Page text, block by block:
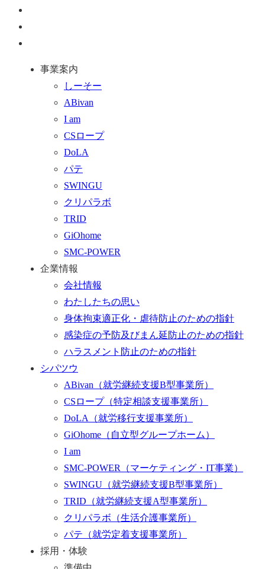
ペ
事業案内
しーそー
ABivan
I am
CSロープ
DoLA
パテ
SWINGU
クリパラボ
TRID
GiOhome
SMC-POWER
企業情報
会社情報
わたしたちの思い
身体拘束適正化・虐待防止のための指針
感染症の予防及びまん延防止のための指針
ハラスメント防止のための指針
シパツウ
ABivan （就労継続支援B型事業所）
CSロープ（特定相談支援事業所）
DoLA
（就労移行支援事業所）
GiOhome （自立型グループホーム）
I am
SMC-POWER
（マーケティング・IT事業）
SWINGU （就労継続支援B型事業所）
TRID （就労継続支援A型事業所）
クリパラボ （生活介護事業所）
パテ （就労定着支援事業所）
採用・体験